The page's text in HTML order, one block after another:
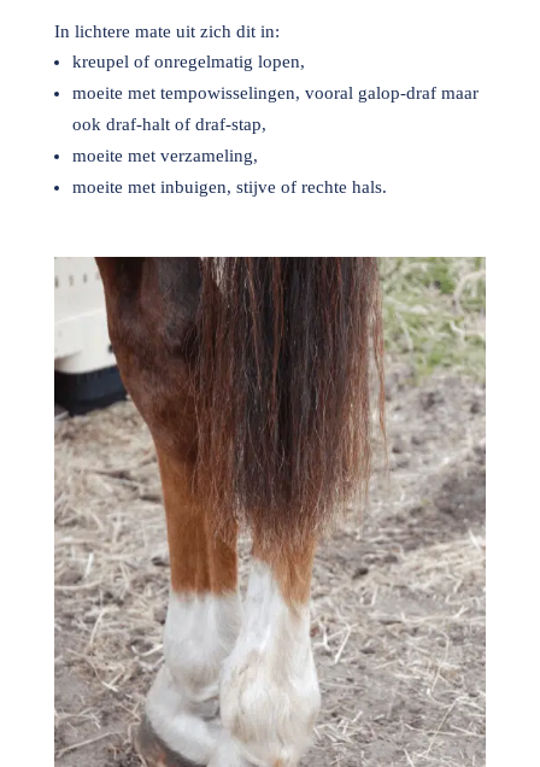
In lichtere mate uit zich dit in:
kreupel of onregelmatig lopen,
moeite met tempowisselingen, vooral galop-draf maar
ook draf-halt of draf-stap,
moeite met verzameling,
moeite met inbuigen, stijve of rechte hals.